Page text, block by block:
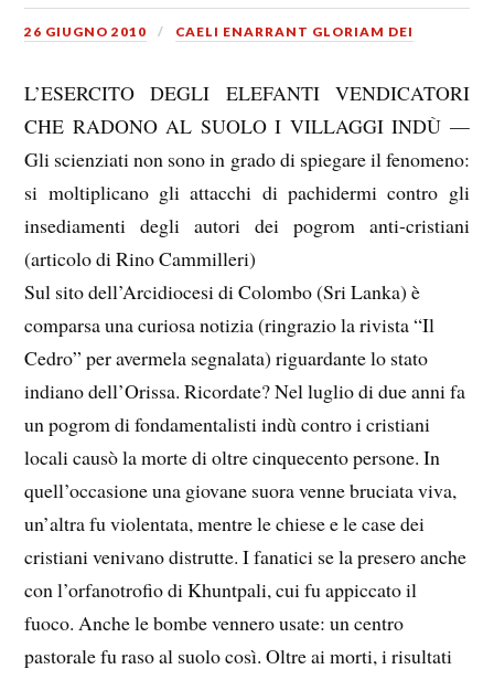
26 GIUGNO 2010 CAELI ENARRANT GLORIAM DEI
L’ESERCITO DEGLI ELEFANTI VENDICATORI
CHE RADONO AL SUOLO I VILLAGGI INDÙ —
Gli scienziati non sono in grado di spiegare il fenomeno:
si moltiplicano gli attacchi di pachidermi contro gli
insediamenti degli autori dei pogrom anti-cristiani
(articolo di Rino Cammilleri)
Sul sito dell’Arcidiocesi di Colombo (Sri Lanka) è
comparsa una curiosa notizia (ringrazio la rivista “Il
Cedro” per avermela segnalata) riguardante lo stato
indiano dell’Orissa. Ricordate? Nel luglio di due anni fa
un pogrom di fondamentalisti indù contro i cristiani
locali causò la morte di oltre cinquecento persone. In
quell’occasione una giovane suora venne bruciata viva,
un’altra fu violentata, mentre le chiese e le case dei
cristiani venivano distrutte. I fanatici se la presero anche
con l’orfanotrofio di Khuntpali, cui fu appiccato il
fuoco. Anche le bombe vennero usate: un centro
pastorale fu raso al suolo così. Oltre ai morti, i risultati